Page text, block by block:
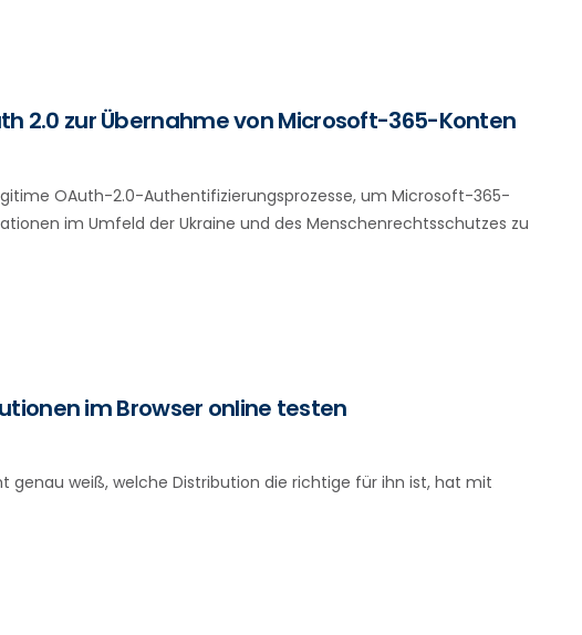
2.0 zur Übernahme von Microsoft-365-Konten
OAuth-2.0-Authentifizierungsprozesse, um Microsoft-365-
im Umfeld der Ukraine und des Menschenrechtsschutzes zu
im Browser online testen
genau weiß, welche Distribution die richtige für ihn ist, hat mit